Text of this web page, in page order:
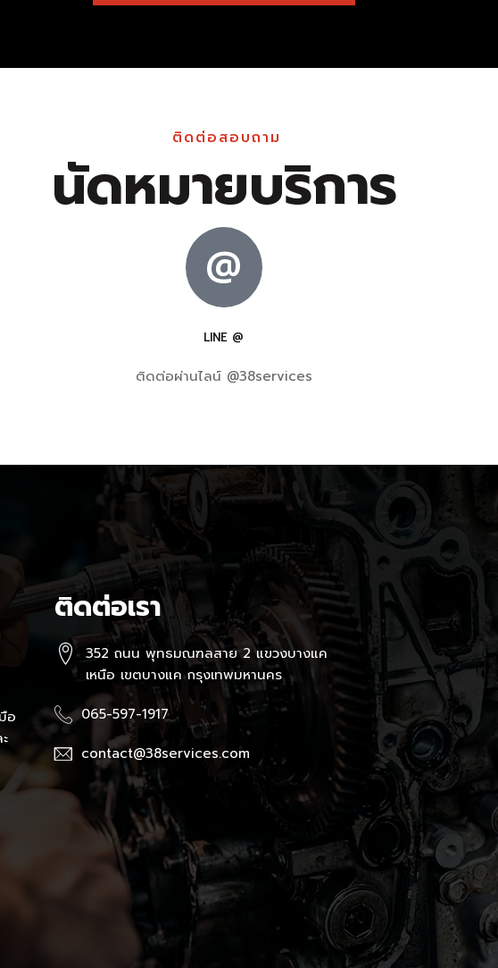
ติดต่อสอบถาม
นัดหมายบริการ
@
LINE @
ติดต่อผ่านไลน์ @38services
อ
ติดต่อเรา
352 ถนน พุทธมณฑลสาย 2 แขวงบางแค
เหนือ เขตบางแค กรุงเทพมหานคร
065-597-1917
contact@38services.com